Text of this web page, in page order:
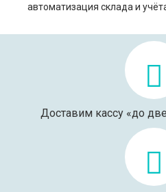
автоматизация склада и
Доставим кассу «до